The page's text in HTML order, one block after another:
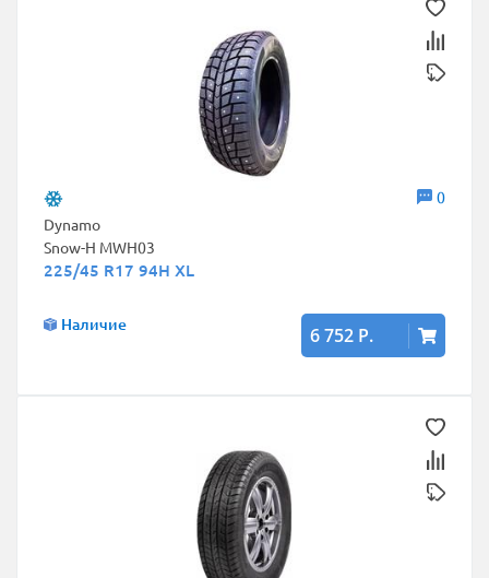
0
Dynamo
Snow-H MWH03
225/45 R17 94H XL
Наличие 6 752 Р.